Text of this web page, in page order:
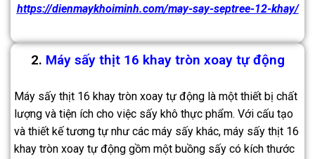
https://dienmaykhoiminh.com/may-say-septree-12-khay/
2. Máy sấy thịt 16 khay tròn xoay tự động
Máy sấy thịt 16 khay tròn xoay tự động là một thiết bị chất
lượng và tiện ích cho việc sấy khô thực phẩm. Với cấu tạo
và thiết kế tương tự như các máy sấy khác, máy sấy thịt 16
khay tròn xoay tự động gồm một buồng sấy có kích thước